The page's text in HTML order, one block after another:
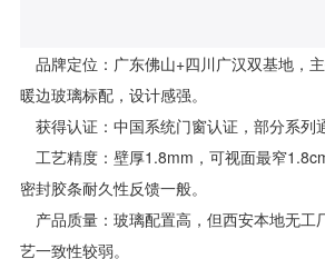
品牌定位：广东佛山+四川广汉双基地，
暖边玻璃标配，设计感强。
获得认证：中国系统门窗认证，部分系列
工艺精度：壁厚1.8mm，可视面最窄
密封胶条耐久性反馈一般。
产品质量：玻璃配置高，但西安本地无工
艺一致性较弱。